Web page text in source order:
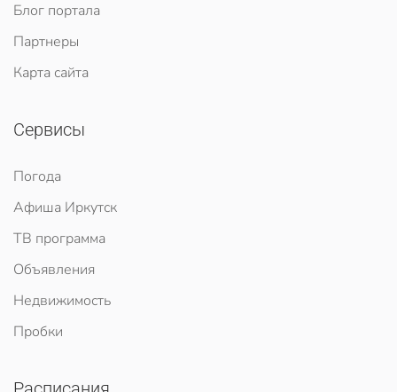
Блог портала
Партнеры
Карта сайта
Сервисы
Погода
Афиша Иркутск
ТВ программа
Объявления
Недвижимость
Пробки